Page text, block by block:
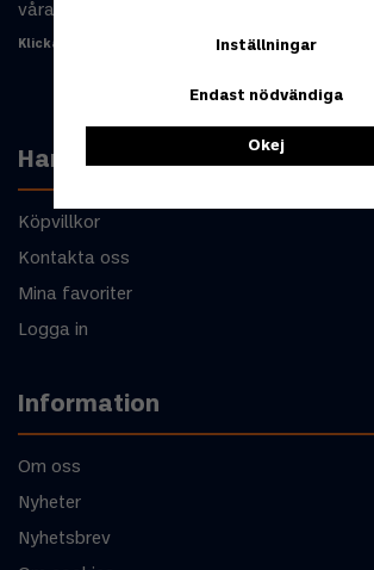
våra produkter eller din beställning.
Klicka här för att komma till kontaktformulär
Handla
Köpvillkor
Kontakta oss
Mina favoriter
Logga in
Information
Om oss
Nyheter
Nyhetsbrev
Inställningar
Endast nödvändiga
Okej